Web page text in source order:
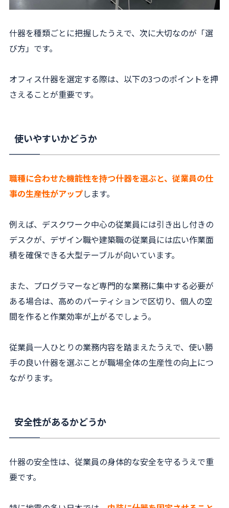
什器を種類ごとに把握したうえで、次に大切なのが「選
び方」です。
オフィス什器を選定する際は、以下の3つのポイントを押
さえることが重要です。
使いやすいかどうか
職種に合わせた機能性を持つ什器を選ぶと、従業員の仕
事の生産性がアップします。
例えば、デスクワーク中心の従業員には引き出し付きの
デスクが、デザイン職や建築職の従業員には広い作業面
積を確保できる大型テーブルが向いています。
また、プログラマーなど専門的な業務に集中する必要が
ある場合は、高めのパーティションで区切り、個人の空
間を作ると作業効率が上がるでしょう。
従業員一人ひとりの業務内容を踏まえたうえで、使い勝
手の良い什器を選ぶことが職場全体の生産性の向上につ
ながります。
安全性があるかどうか
什器の安全性は、従業員の身体的な安全を守るうえで重
要です。